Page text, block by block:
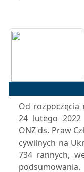
Od rozpoczęcia
24 lutego 2022
ONZ ds. Praw
cywilnych na
734 rannych,
podsumowania.